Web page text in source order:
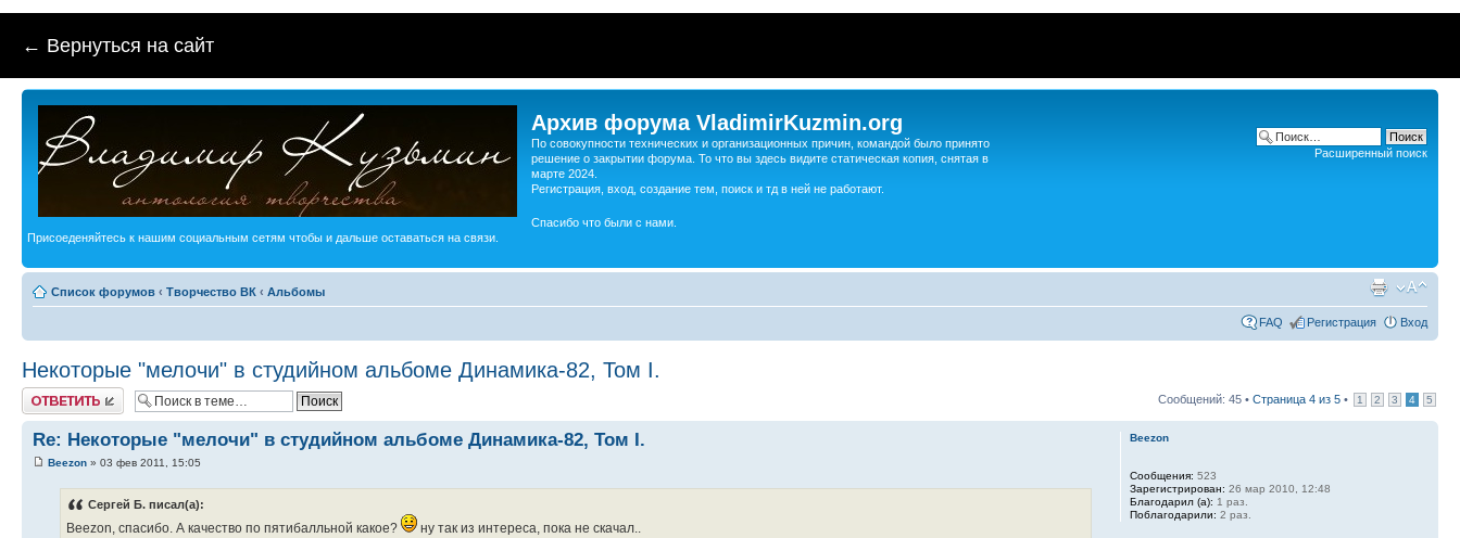
← Вернуться на сайт
Архив форума VladimirKuzmin.org
По совокупности технических и организационных причин, командой было принято
решение о закрытии форума. То что вы здесь видите статическая копия, снятая в
марте 2024.
Регистрация, вход, создание тем, поиск и тд в ней не работают.
Спасибо что были с нами.
Присоеденяйтесь к нашим социальным сетям чтобы и дальше оставаться на связи.
Расширенный поиск
Список форумов ‹ Творчество ВК ‹ Альбомы
FAQ Регистрация Вход
Некоторые "мелочи" в студийном альбоме Динамика-82, Том I.
Ответить Сообщений: 45 • Страница 4 из 5 • 1 2 3 4 5
Re: Некоторые "мелочи" в студийном альбоме Динамика-82, Том I.
Beezon » 03 фев 2011, 15:05
Сергей Б. писал(а):
Beezon, спасибо. А качество по пятибалльной какое? ну так из интереса, пока не скачал..
Beezon
Сообщения: 523
Зарегистрирован: 26 мар 2010, 12:48
Благодарил (а): 1 раз.
Поблагодарили: 2 раз.